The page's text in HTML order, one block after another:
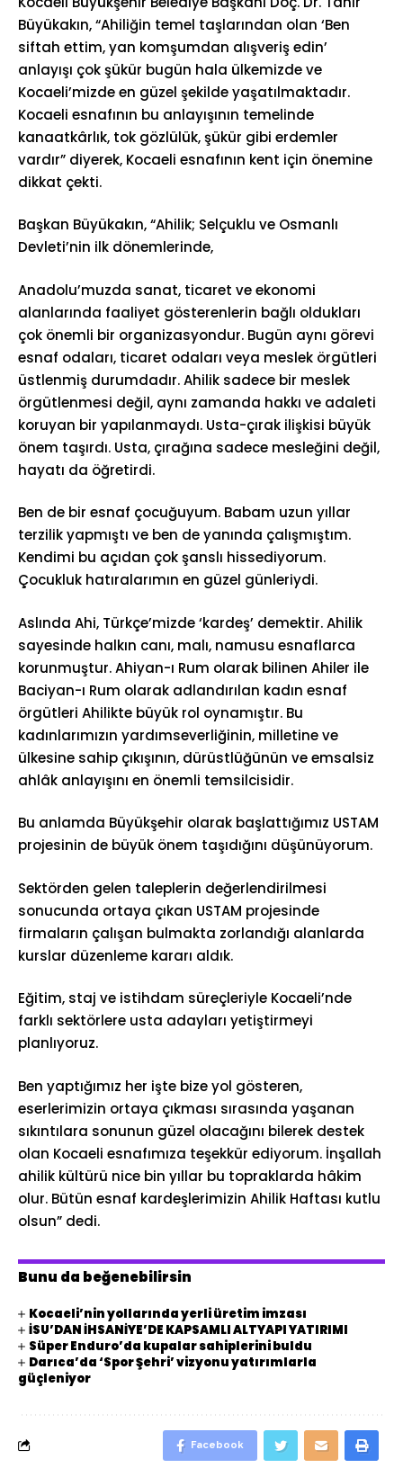
Büyükakın, “Ahiliğin temel taşlarından olan ‘Ben
siftah ettim, yan komşumdan alışveriş edin’
anlayışı çok şükür bugün hala ülkemizde ve
Kocaeli’mizde en güzel şekilde yaşatılmaktadır.
Kocaeli esnafının bu anlayışının temelinde
kanaatkârlık, tok gözlülük, şükür gibi erdemler
vardır” diyerek, Kocaeli esnafının kent için önemine
dikkat çekti.
Başkan Büyükakın, “Ahilik; Selçuklu ve Osmanlı
Devleti’nin ilk dönemlerinde,
Anadolu’muzda sanat, ticaret ve ekonomi
alanlarında faaliyet gösterenlerin bağlı oldukları
çok önemli bir organizasyondur. Bugün aynı görevi
esnaf odaları, ticaret odaları veya meslek örgütleri
üstlenmiş durumdadır. Ahilik sadece bir meslek
örgütlenmesi değil, aynı zamanda hakkı ve adaleti
koruyan bir yapılanmaydı. Usta-çırak ilişkisi büyük
önem taşırdı. Usta, çırağına sadece mesleğini değil,
hayatı da öğretirdi.
Ben de bir esnaf çocuğuyum. Babam uzun yıllar
terzilik yapmıştı ve ben de yanında çalışmıştım.
Kendimi bu açıdan çok şanslı hissediyorum.
Çocukluk hatıralarımın en güzel günleriydi.
Aslında Ahi, Türkçe’mizde ‘kardeş’ demektir. Ahilik
sayesinde halkın canı, malı, namusu esnaflarca
korunmuştur. Ahiyan-ı Rum olarak bilinen Ahiler ile
Baciyan-ı Rum olarak adlandırılan kadın esnaf
örgütleri Ahilikte büyük rol oynamıştır. Bu
kadınlarımızın yardımseverliğinin, milletine ve
ülkesine sahip çıkışının, dürüstlüğünün ve emsalsiz
ahlâk anlayışını en önemli temsilcisidir.
Bu anlamda Büyükşehir olarak başlattığımız USTAM
projesinin de büyük önem taşıdığını düşünüyorum.
Sektörden gelen taleplerin değerlendirilmesi
sonucunda ortaya çıkan USTAM projesinde
firmaların çalışan bulmakta zorlandığı alanlarda
kurslar düzenleme kararı aldık.
Eğitim, staj ve istihdam süreçleriyle Kocaeli’nde
farklı sektörlere usta adayları yetiştirmeyi
planlıyoruz.
Ben yaptığımız her işte bize yol gösteren,
eserlerimizin ortaya çıkması sırasında yaşanan
sıkıntılara sonunun güzel olacağını bilerek destek
olan Kocaeli esnafımıza teşekkür ediyorum. İnşallah
ahilik kültürü nice bin yıllar bu topraklarda hâkim
olur. Bütün esnaf kardeşlerimizin Ahilik Haftası kutlu
olsun” dedi.
Bunu da beğenebilirsin
Kocaeli’nin yollarında yerli üretim imzası
İSU’DAN İHSANİYE’DE KAPSAMLI ALTYAPI YATIRIMI
Süper Enduro’da kupalar sahiplerini buldu
Darıca’da ‘Spor Şehri’ vizyonu yatırımlarla
güçleniyor
Facebook